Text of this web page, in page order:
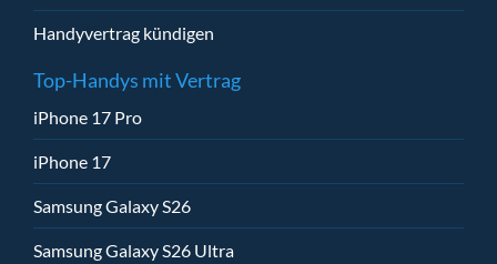
Handyvertrag kündigen
Top-Handys mit Vertrag
iPhone 17 Pro
iPhone 17
Samsung Galaxy S26
Samsung Galaxy S26 Ultra